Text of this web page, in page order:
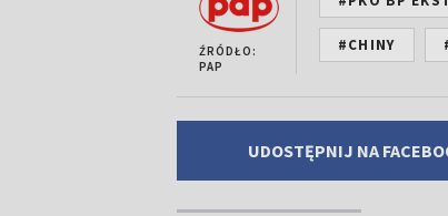
ŹRÓDŁO:
PAP
#CHINY
UDOSTĘPNIJ NA